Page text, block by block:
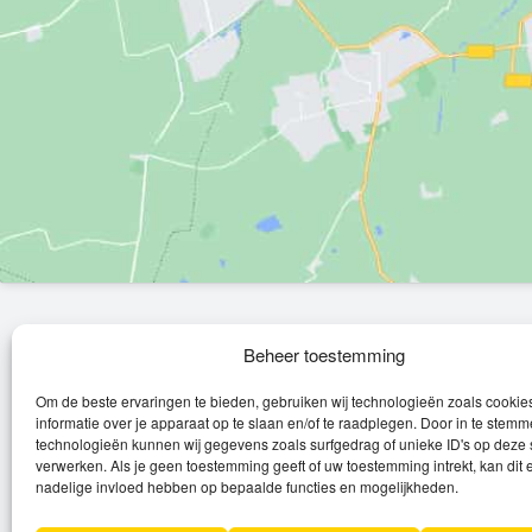
Beheer toestemming
Om de beste ervaringen te bieden, gebruiken wij technologieën zoals
informatie over je apparaat op te slaan en/of te raadplegen. Door in te
technologieën kunnen wij gegevens zoals surfgedrag of unieke ID's op deze
verwerken. Als je geen toestemming geeft of uw toestemming intrekt, kan dit
nadelige invloed hebben op bepaalde functies en mogelijkheden.
Over Leroy
Leroy verzorgt de verkoop, het onderhoud
en eventuele herstellingen van
(elektrische) fietsen en elektro toestellen.